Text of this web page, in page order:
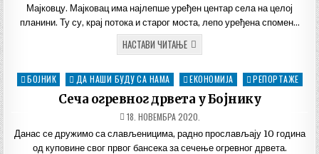
Мајковцу. Мајковац има најлепше уређен центар села на целој
планини. Ту су, крај потока и старог моста, лепо уређена спомен…
НАСТАВИ ЧИТАЊЕЈЕДАН
ВРЕДНИ
Posted
БОЈНИК ДА НАШИ БУДУ СА НАМА ЕКОНОМИЈА РЕПОРТАЖЕ
Сеча огревног дрвета у Бојнику
ДАТУМ
ОБЈАВЉИВАЊА:
18. НОВЕМБРА 2020.
Данас се дружимо са слављеницима, радно прослављају 10 година
од куповине свог првог бансека за сечење огревног дрвета.